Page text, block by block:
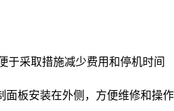
于采取措施减少费用和停机时间
面板安装在外侧，方便维修和操作